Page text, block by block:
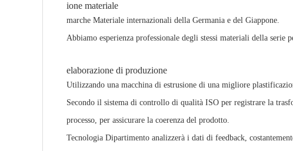
ione materiale
marche Materiale internazionali della Germania e del Giappone.
Abbiamo esperienza professionale degli stessi materiali della
elaborazione di produzione
Utilizzando una macchina di estrusione di una migliore
Secondo il sistema di controllo di qualità ISO per registrare la
processo, per assicurare la coerenza del prodotto.
Tecnologia Dipartimento analizzerà i dati di feedback,